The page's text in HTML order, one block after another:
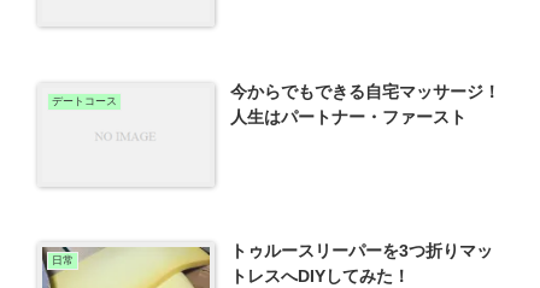
デートコース
今からでもできる自宅マッサージ！
人生はパートナー・ファースト
日常
トゥルースリーパーを3つ折りマッ
トレスへDIYしてみた！